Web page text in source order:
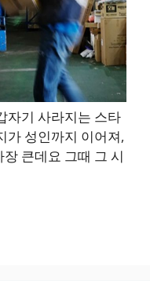
자기 사라지는 스타
가 성인까지 이어져,
큰데요 그때 그 시